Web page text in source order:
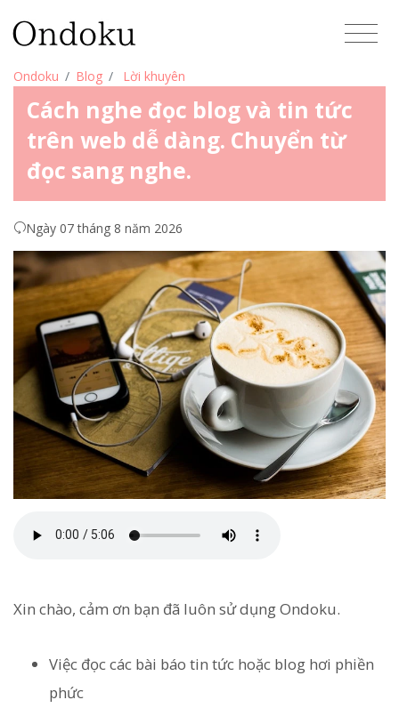
Ondoku Blog Lời khuyên
Cách nghe đọc blog và tin tức
trên web dễ dàng. Chuyển từ
đọc sang nghe.
Ngày 07 tháng 8 năm 2026
Xin chào, cảm ơn bạn đã luôn sử dụng Ondoku.
Việc đọc các bài báo tin tức hoặc blog hơi phiền
phức